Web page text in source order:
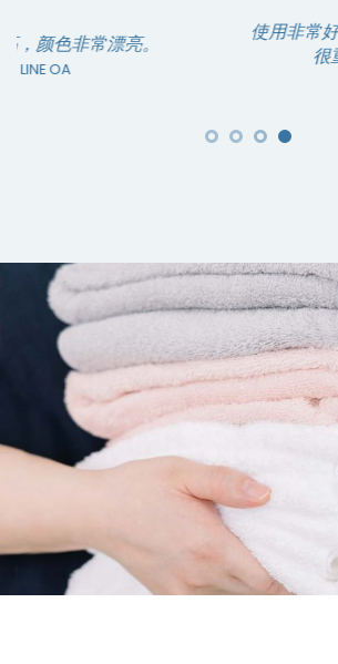
使用非常好，吸水性强，柔软顺滑
很重，但实际上并没有想象